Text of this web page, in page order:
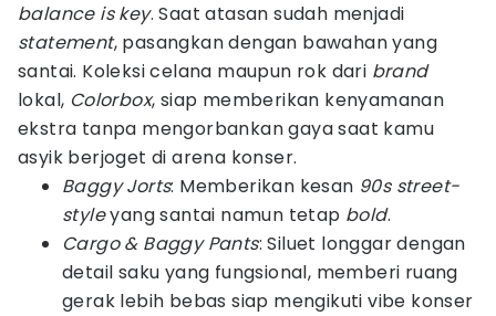
balance is key. Saat atasan sudah menjadi
statement, pasangkan dengan bawahan yang
santai. Koleksi celana maupun rok dari brand
lokal, Colorbox, siap memberikan kenyamanan
ekstra tanpa mengorbankan gaya saat kamu
asyik berjoget di arena konser.
Baggy Jorts: Memberikan kesan 90s street-
styleyang santai namun tetap bold.
Cargo & Baggy Pants: Siluet longgar dengan
detail saku yang fungsional, memberi ruang
gerak lebih bebas siap mengikuti vibe konser